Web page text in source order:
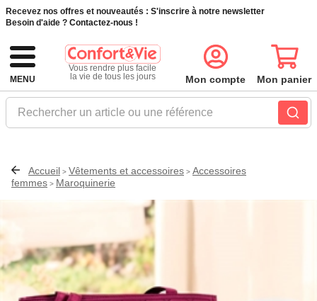
Recevez nos offres et nouveautés : S'inscrire à notre newsletter
Besoin d'aide ? Contactez-nous !
MENU
Vous rendre plus facile
la vie de tous les jours
Rechercher un article ou une référence
Mon compte Mon panier
Accueil > Vêtements et accessoires > Accessoires
femmes > Maroquinerie